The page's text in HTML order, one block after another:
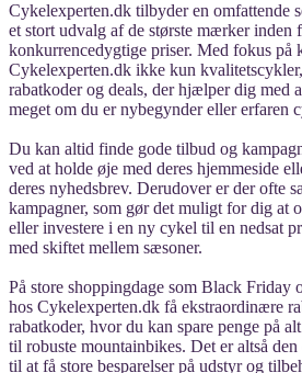
Cykelexperten.dk tilbyder en omfattende
et stort udvalg af de største mærker inden
konkurrencedygtige priser. Med fokus på
Cykelexperten.dk ikke kun
rabatkoder og deals, der hjælper dig med
meget om du er nybegynder eller erfaren
Du kan altid finde gode tilbud og
ved at holde øje med deres hjemmeside
deres nyhedsbrev. Derudover er der ofte
kampagner, som gør det muligt for dig at
eller investere i en ny cykel til en nedsat
med skiftet mellem sæsoner.
På store shoppingdage som Black Friday
hos Cykelexperten.dk få ekstraordinære
rabatkoder, hvor du kan spare penge på
til robuste mountainbikes. Det er altså
til at få store besparelser på udstyr og